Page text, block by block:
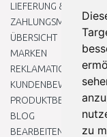
zu
LIEFERUNG & ZAHLUNG
ZAHLUNGSMETHODEN
ÜBERSICHT
MARKEN
REKLAMATIONEN UND
KUNDENBEWERTUNG
PRODUKTBEWERTUNG
BLOG
BEARBEITEN SIE